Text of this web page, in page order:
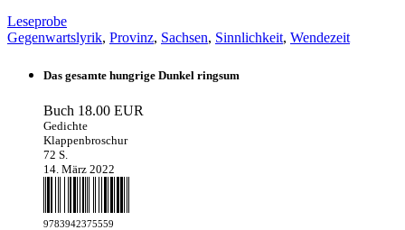
Leseprobe
Gegenwartslyrik, Provinz, Sachsen, Sinnlichkeit, Wendezeit
Das gesamte hungrige Dunkel ringsum
Buch 18.00 EUR
Gedichte
Klappenbroschur
72 S.
14. März 2022
9783942375559